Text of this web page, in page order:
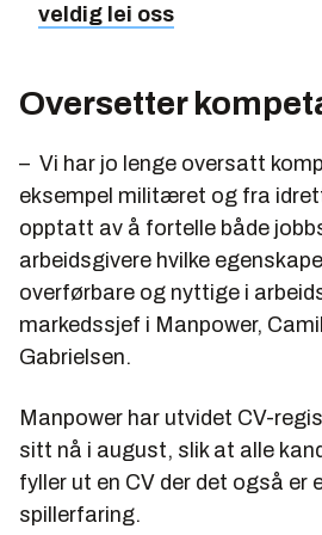
veldig lei oss
Oversetter
– Vi har jo lenge oversatt
eksempel militæret og fra
opptatt av å fortelle både
arbeidsgivere hvilke
overførbare og nyttige i
markedssjef i Manpower,
Gabrielsen.
Manpower har utvidet CV-
sitt nå i august, slik at alle
fyller ut en CV der det også er
spillerfaring.